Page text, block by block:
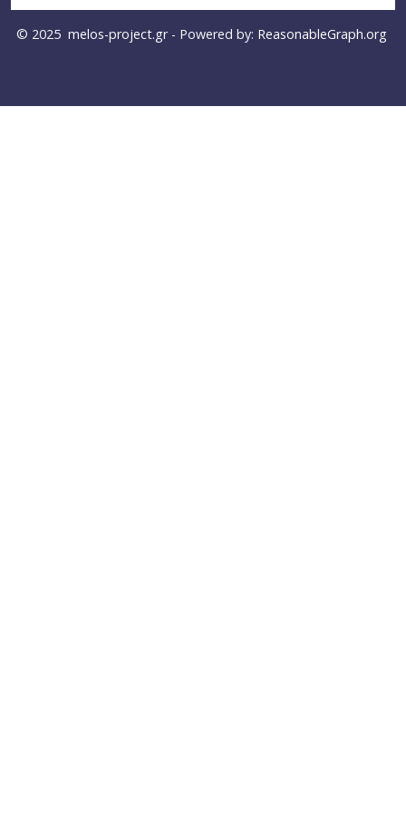
© 2025 melos-project.gr- Powered by: ReasonableGraph.org